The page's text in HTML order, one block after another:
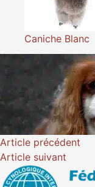
Caniche Blanc
Article précédent
Article suivant